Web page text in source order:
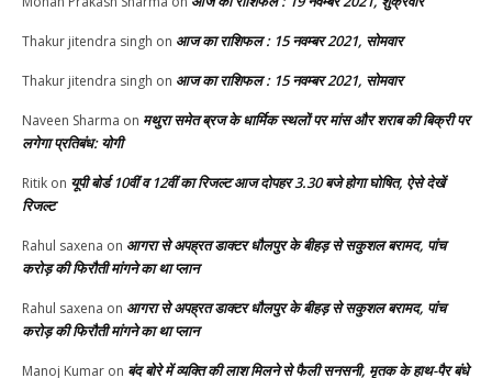
Thakur jitendra singh on आज का राशिफल : 15 नवम्बर 2021, सोमवार
Thakur jitendra singh on आज का राशिफल : 15 नवम्बर 2021, सोमवार
Naveen Sharma on मथुरा समेत ब्रज के धार्मिक स्थलों पर मांस और शराब की बिक्री पर
लगेगा प्रतिबंध: योगी
Ritik on यूपी बोर्ड 10वीं व 12वीं का रिजल्ट आज दोपहर 3.30 बजे होगा घोषित, ऐसे देखें
रिजल्ट
Rahul saxena on आगरा से अपह्रत डाक्टर धौलपुर के बीहड़ से सकुशल बरामद, पांच
करोड़ की फिरौती मांगने का था प्लान
Rahul saxena on आगरा से अपह्रत डाक्टर धौलपुर के बीहड़ से सकुशल बरामद, पांच
करोड़ की फिरौती मांगने का था प्लान
Manoj Kumar on बंद बोरे में व्यक्ति की लाश मिलने से फैली सनसनी, मृतक के हाथ-पैर बंधे